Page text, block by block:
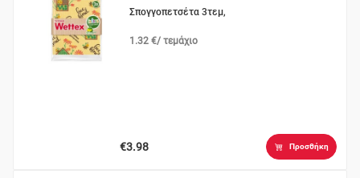
Σπογγοπετσέτα 3τεμ,
1.32 €/ τεμάχιο
€3.98 Προσθήκη